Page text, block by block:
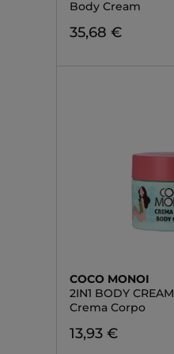
Body Cream
35,68 €
COCO MONOI
2IN1 BODY CREAM
Crema Corpo
13,93 €